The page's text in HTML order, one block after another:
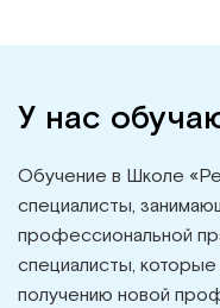
У нас
Обучение в Школе
специалисты,
профессиональной
специалисты,
получению новой